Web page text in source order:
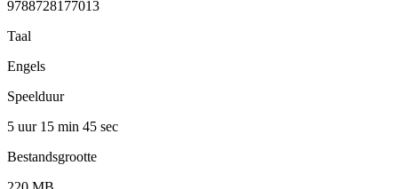
9788728177013
Taal
Engels
Speelduur
5 uur 15 min 45 sec
Bestandsgrootte